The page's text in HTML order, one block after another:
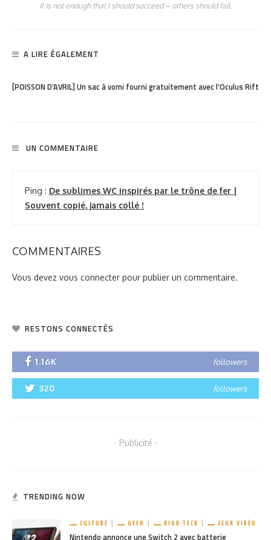
It is not enough that I should succeed – others should fail.
A LIRE ÉGALEMENT
[POISSON D’AVRIL] Un sac à vomi fourni gratuitement avec l’Oculus Rift
UN COMMENTAIRE
Ping : De sublimes WC inspirés par le trône de fer |
Souvent copié, jamais collé !
COMMENTAIRES
Vous devez vous connecter pour publier un commentaire.
RESTONS CONNECTÉS
1.16K followers
320 followers
- Publicité -
TRENDING NOW
CULTURE GEEK HIGH-TECH JEUX VIDÉO
Nintendo annonce une Switch 2 avec batterie